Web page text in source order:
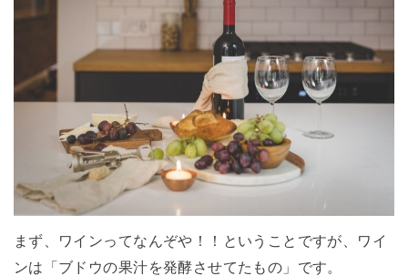
まず、ワインってなんぞや！！ということですが、ワイ
ンは「ブドウの果汁を発酵させてたもの」です。